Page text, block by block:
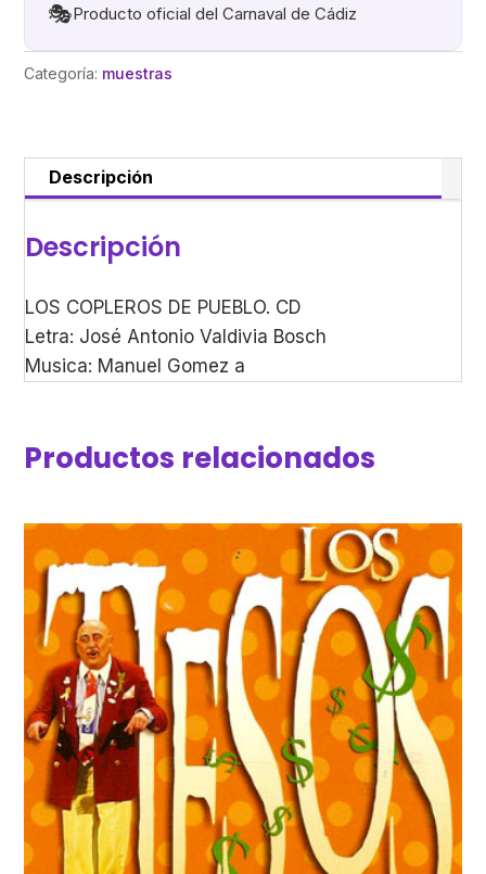
🎭Producto oficial del Carnaval de Cádiz
Categoría: muestras
Descripción
Descripción
LOS COPLEROS DE PUEBLO. CD
Letra: José Antonio Valdivia Bosch
Musica: Manuel Gomez a
Productos relacionados